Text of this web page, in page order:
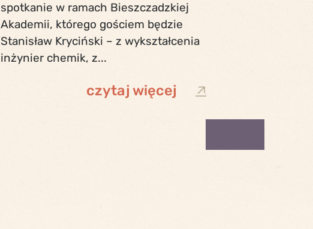
spotkanie w ramach Bieszczadzkiej
Akademii, którego gościem będzie
Stanisław Kryciński – z wykształcenia
inżynier chemik, z...
czytaj więcej